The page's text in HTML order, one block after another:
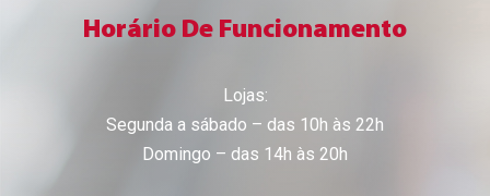
Horário De Funcionamento
Lojas:
Segunda a sábado – das 10h às 22h
Domingo – das 14h às 20h